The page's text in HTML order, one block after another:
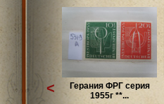
Герания ФРГ серия
1955г **...
<